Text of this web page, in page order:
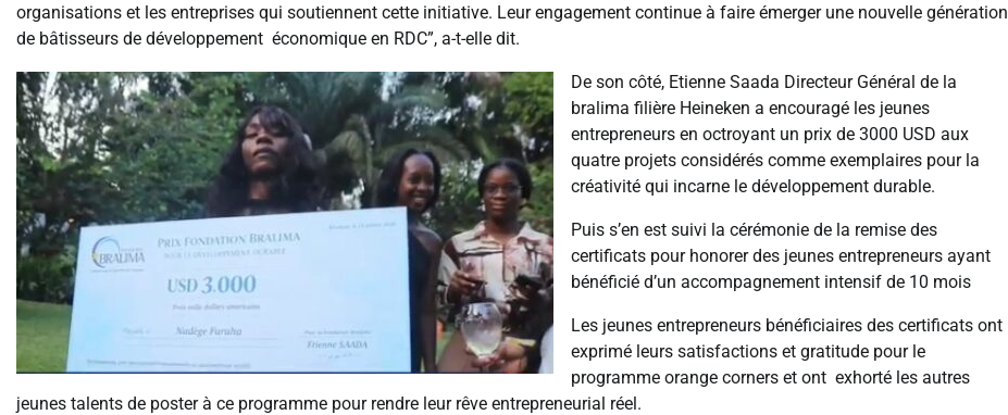
organisations et les entreprises qui soutiennent cette initiative. Leur engagement continue à faire émerger une nouvelle génération
de bâtisseurs de développement économique en RDC”, a-t-elle dit.
De son côté, Etienne Saada Directeur Général de la
bralima filière Heineken a encouragé les jeunes
entrepreneurs en octroyant un prix de 3000 USD aux
quatre projets considérés comme exemplaires pour la
créativité qui incarne le développement durable.
Puis s’en est suivi la cérémonie de la remise des
certificats pour honorer des jeunes entrepreneurs ayant
bénéficié d’un accompagnement intensif de 10 mois
Les jeunes entrepreneurs bénéficiaires des certificats ont
exprimé leurs satisfactions et gratitude pour le
programme orange corners et ont exhorté les autres
jeunes talents de poster à ce programme pour rendre leur rêve entrepreneurial réel.